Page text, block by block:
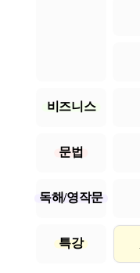
비즈니스
문법
독해/영작문
특강